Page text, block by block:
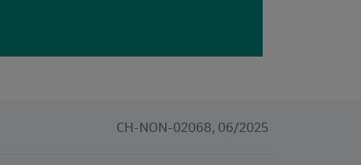
CH-NON-02068, 06/2025